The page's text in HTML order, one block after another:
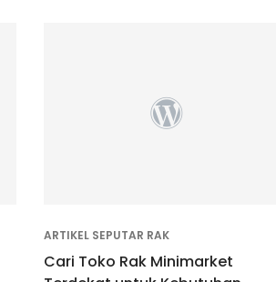
ARTIKEL SEPUTAR RAK
Cari Toko Rak Minimarket